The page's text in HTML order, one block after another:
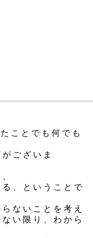
ことでも何でも
ございま
、ということで
ないことを考え
い限り、わから